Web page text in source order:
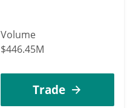
Volume
$446.45M
Trade